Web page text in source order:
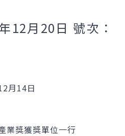
12月20日 號次：
月14日
業獎獲獎單位一行